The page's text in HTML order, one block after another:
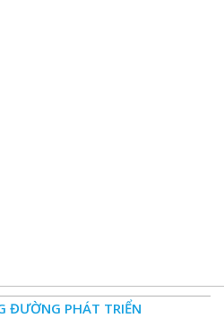
ĐƯỜNG PHÁT TRIỂN